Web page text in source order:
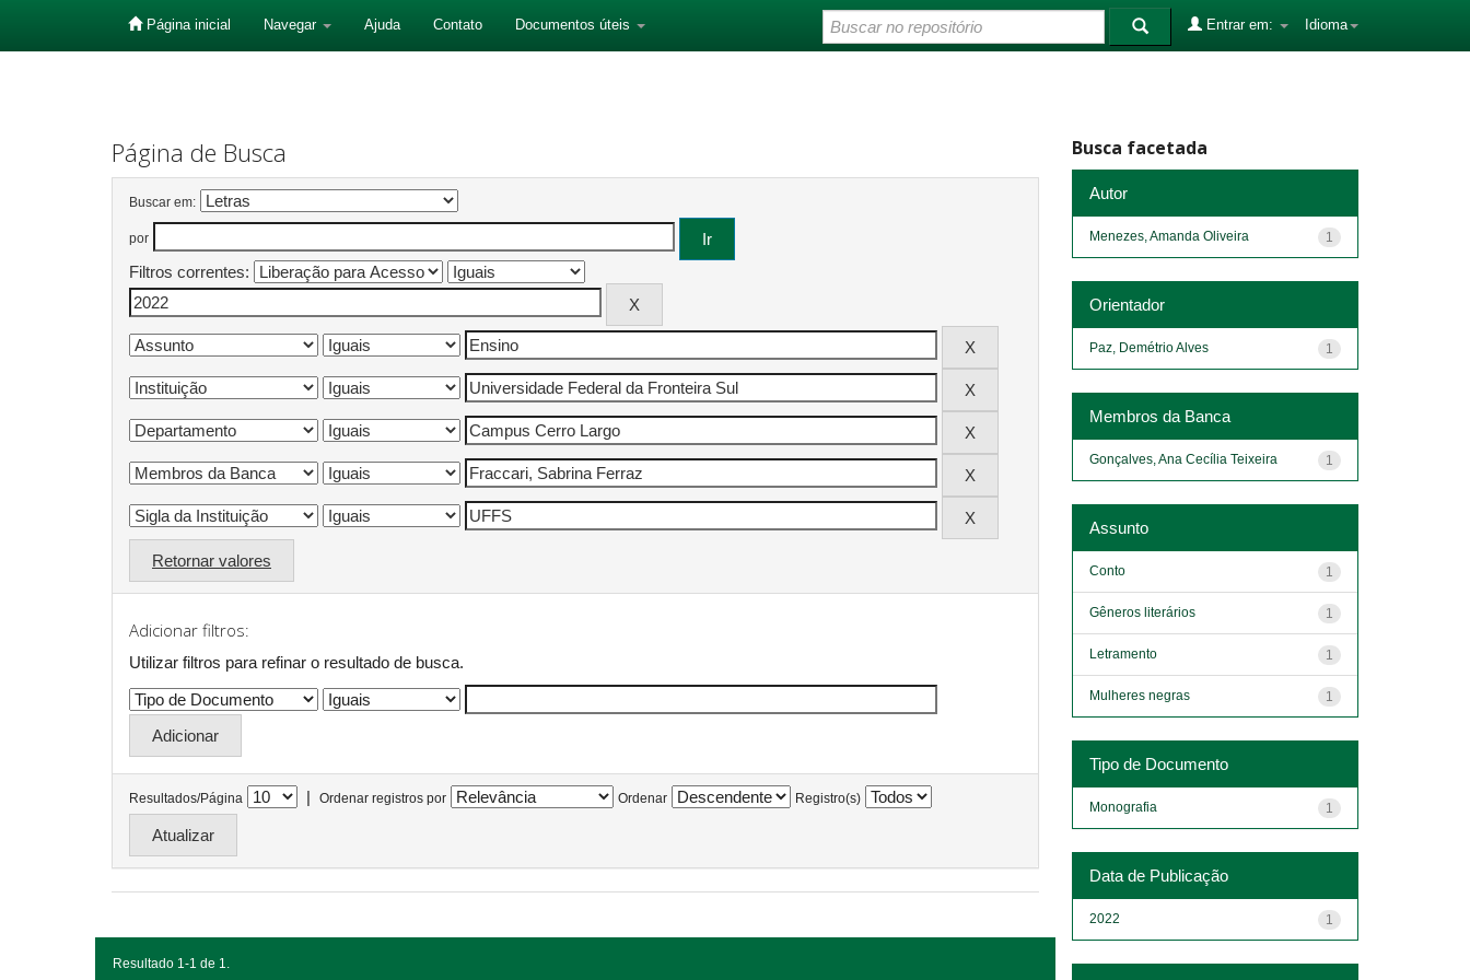
Página inicial Navegar Ajuda Contato Documentos úteis Idioma
Entrar em:
Página de Busca
Buscar em:
por
Filtros correntes:
Retornar valores
Adicionar filtros:
Utilizar filtros para refinar o resultado de busca.
Resultados/Página | Ordenar registros por Ordenar Registro(s)
Resultado 1-1 de 1.
Busca facetada
Autor
1
Menezes, Amanda Oliveira
Orientador
1
Paz, Demétrio Alves
Membros da Banca
1
Gonçalves, Ana Cecília Teixeira
Assunto
1
Conto
1
Gêneros literários
1
Letramento
1
Mulheres negras
Tipo de Documento
1
Monografia
Data de Publicação
1
2022